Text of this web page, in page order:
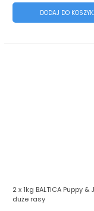
DODAJ DO
2 x 1kg BALTICA Puppy &
duże rasy